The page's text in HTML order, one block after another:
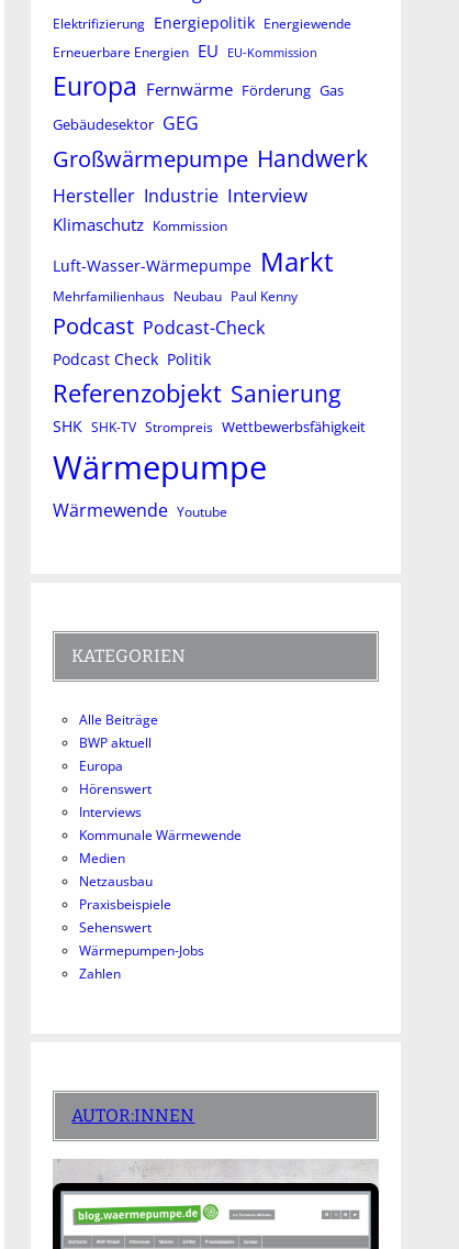
Elektrifizierung Energiepolitik Energiewende
Erneuerbare Energien EU EU-Kommission
Europa Fernwärme Förderung Gas
Gebäudesektor GEG
Großwärmepumpe Handwerk
Hersteller Industrie Interview
Klimaschutz Kommission
Luft-Wasser-Wärmepumpe Markt
Mehrfamilienhaus Neubau Paul Kenny
Podcast Podcast-Check
Podcast Check Politik
Referenzobjekt Sanierung
SHK SHK-TV Strompreis Wettbewerbsfähigkeit
Wärmepumpe
Wärmewende Youtube
KATEGORIEN
Alle Beiträge
BWP aktuell
Europa
Hörenswert
Interviews
Kommunale Wärmewende
Medien
Netzausbau
Praxisbeispiele
Sehenswert
Wärmepumpen-Jobs
Zahlen
AUTOR:INNEN